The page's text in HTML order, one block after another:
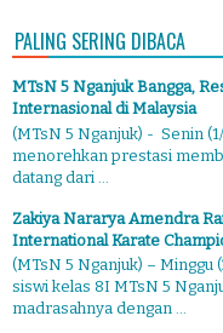
PALING SERING DIBACA
MTsN 5 Nganjuk Bangga,
Internasional di Malaysia
(MTsN 5 Nganjuk) - Senin
menorehkan prestasi
datang dari ...
Zakiya Nararya Amendra
International Karate
(MTsN 5 Nganjuk) –
siswi kelas 8I MTsN 5
madrasahnya dengan ...